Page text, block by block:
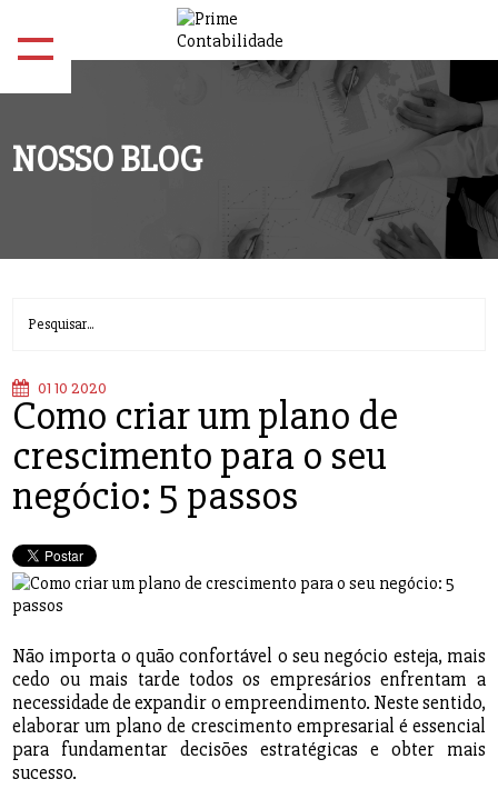
NOSSO BLOG
01 10 2020
Como criar um plano de
crescimento para o seu
negócio: 5 passos
Não importa o quão confortável o seu negócio esteja, mais
cedo ou mais tarde todos os empresários enfrentam a
necessidade de expandir o empreendimento. Neste sentido,
elaborar um plano de crescimento empresarial é essencial
para fundamentar decisões estratégicas e obter mais
sucesso.